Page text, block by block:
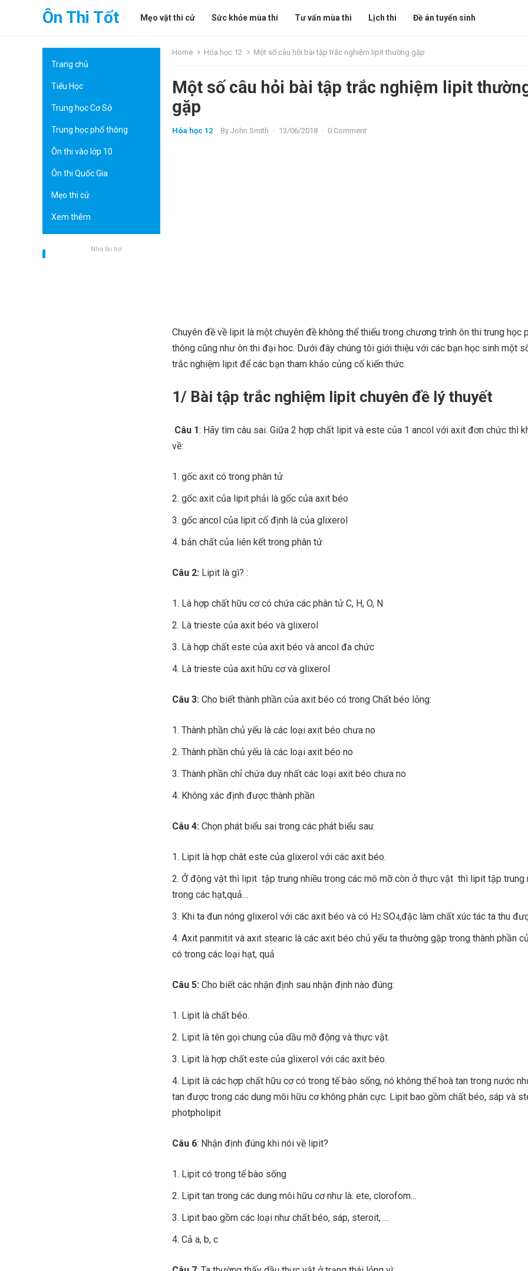
Ôn Thi Tốt Mẹo vặt thi cử Sức khỏe mùa thi Tư vấn mùa thi Lịch thi Đề án tuyển sinh
Trang chủ
Tiểu Học
Trung học Cơ Sở
Trung học phổ thông
Ôn thi vào lớp 10
Ôn thi Quốc Gia
Mẹo thi cử
Xem thêm
Nhà tài trợ
Home Hóa học 12 Một số câu hỏi bài tập trắc nghiệm lipit thường gặp
Một số câu hỏi bài tập trắc nghiệm lipit
gặp
Hóa học 12 By John Smith · 13/06/2018 · 0 Comment
Chuyên đề về lipit là một chuyên đề không thể thiếu trong chương trình ôn thi trung học
thông cũng như ôn thi đại hoc. Dưới đây chúng tôi giới thiệu với các bạn học sinh một
trắc nghiệm lipit để các bạn tham khảo củng cố kiến thức.
1/ Bài tập trắc nghiệm lipit chuyên đề lý thuyết
Câu 1: Hãy tìm câu sai. Giữa 2 hợp chất lipit và este của 1 ancol với axit đơn chức thì
về:
gốc axit có trong phân tử
gốc axit của lipit phải là gốc của axit béo
gốc ancol của lipit cố định là của glixerol
bản chất của liên kết trong phân tử
Câu 2: Lipit là gì? :
Là hợp chất hữu cơ có chứa các phân tử C, H, O, N
Là trieste của axit béo và glixerol
Là hợp chất este của axit béo và ancol đa chức
Là trieste của axit hữu cơ và glixerol
Câu 3: Cho biết thành phần của axit béo có trong Chất béo lỏng:
Thành phần chủ yếu là các loại axit béo chưa no
Thành phần chủ yếu là các loại axit béo no
Thành phần chỉ chứa duy nhất các loại axit béo chưa no
Không xác định được thành phần
Câu 4: Chọn phát biểu sai trong các phát biểu sau:
Lipit là hợp chât este của glixerol với các axit béo.
Ở động vật thì lipit tập trung nhiều trong các mô mỡ còn ở thực vật thì lipit tập trung
trong các hạt,quả…
Khi ta đun nóng glixerol với các axit béo và có H2 SO4,đặc làm chất xúc tác ta thu
Axit panmitit và axit stearic là các axit béo chủ yếu ta thường gặp trong thành phần
có trong các loại hạt, quả
Câu 5: Cho biết các nhận định sau nhận định nào đúng:
Lipit là chất béo.
Lipit là tên gọi chung của dầu mỡ động và thực vật.
Lipit là hợp chất este của glixerol với các axit béo.
Lipit là các hợp chất hữu cơ có trong tế bào sống, nó không thể hoà tan trong nước
tan được trong các dung môi hữu cơ không phân cực. Lipit bao gồm chất béo, sáp và
photpholipit
Câu 6: Nhận định đúng khi nói về lipit?
Lipit có trong tế bào sống
Lipit tan trong các dung môi hữu cơ như là: ete, clorofom…
Lipit bao gồm các loại như chất béo, sáp, steroit, …
Cả a, b, c